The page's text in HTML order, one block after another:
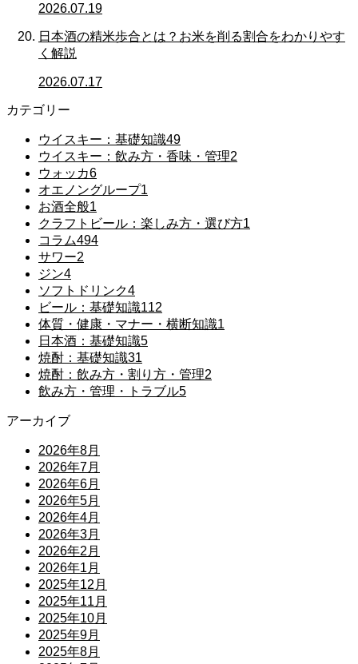
2026.07.19
日本酒の精米歩合とは？お米を削る割合をわかりやす
く解説
2026.07.17
カテゴリー
ウイスキー：基礎知識49
ウイスキー：飲み方・香味・管理2
ウォッカ6
オエノングループ1
お酒全般1
クラフトビール：楽しみ方・選び方1
コラム494
サワー2
ジン4
ソフトドリンク4
ビール：基礎知識112
体質・健康・マナー・横断知識1
日本酒：基礎知識5
焼酎：基礎知識31
焼酎：飲み方・割り方・管理2
飲み方・管理・トラブル5
アーカイブ
2026年8月
2026年7月
2026年6月
2026年5月
2026年4月
2026年3月
2026年2月
2026年1月
2025年12月
2025年11月
2025年10月
2025年9月
2025年8月